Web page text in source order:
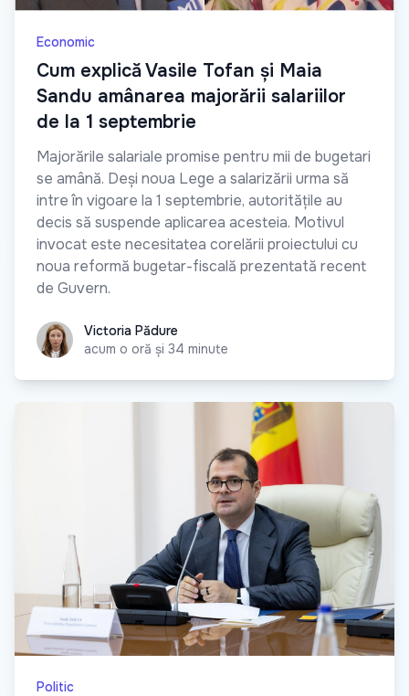
Economic
Cum explică Vasile Tofan și Maia
Sandu amânarea majorării salariilor
de la 1 septembrie
Majorările salariale promise pentru mii de bugetari
se amână. Deși noua Lege a salarizării urma să
intre în vigoare la 1 septembrie, autoritățile au
decis să suspende aplicarea acesteia. Motivul
invocat este necesitatea corelării proiectului cu
noua reformă bugetar-fiscală prezentată recent
de Guvern.
Victoria Pădure
Victoria Pădure
acum o oră și 34 minute
Politic